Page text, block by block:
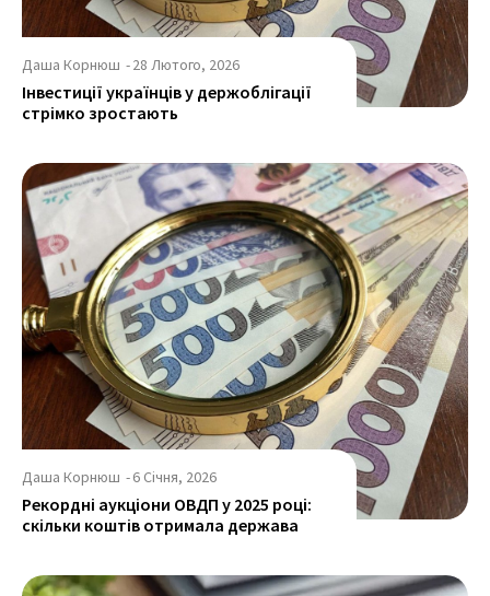
Даша Корнюш -28 Лютого, 2026
Інвестиції українців у держоблігації
стрімко зростають
Даша Корнюш -6 Січня, 2026
Рекордні аукціони ОВДП у 2025 році:
скільки коштів отримала держава